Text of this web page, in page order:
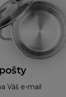
Váš e-mail